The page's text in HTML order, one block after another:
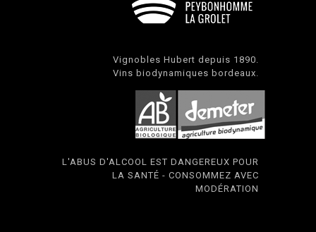
Vignobles Hubert depuis 1890.
Vins biodynamiques bordeaux.
L'ABUS D'ALCOOL EST DANGEREUX POUR
LA SANTÉ - CONSOMMEZ AVEC
MODÉRATION